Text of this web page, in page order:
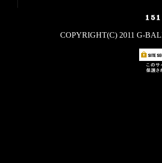
COPYRIGHT(C) 2011 G-